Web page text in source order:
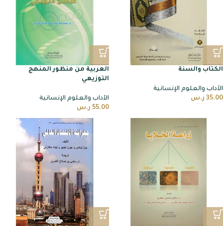
الكتاب والسنة
الآداب والعلوم الإنسانية
35.00 ر.س
العربية من منظور المنهج
التوزيعي
الآداب والعلوم الإنسانية
55.00 ر.س